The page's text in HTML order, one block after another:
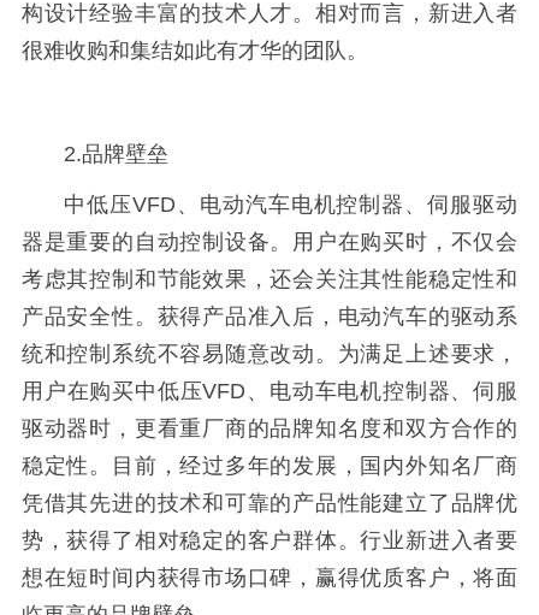
构设计经验丰富的技术人才。相对而言，新进入者
很难收购和集结如此有才华的团队。
2.品牌壁垒
中低压VFD、电动汽车电机控制器、伺服驱动
器是重要的自动控制设备。用户在购买时，不仅会
考虑其控制和节能效果，还会关注其性能稳定性和
产品安全性。获得产品准入后，电动汽车的驱动系
统和控制系统不容易随意改动。为满足上述要求，
用户在购买中低压VFD、电动车电机控制器、伺服
驱动器时，更看重厂商的品牌知名度和双方合作的
稳定性。目前，经过多年的发展，国内外知名厂商
凭借其先进的技术和可靠的产品性能建立了品牌优
势，获得了相对稳定的客户群体。行业新进入者要
想在短时间内获得市场口碑，赢得优质客户，将面